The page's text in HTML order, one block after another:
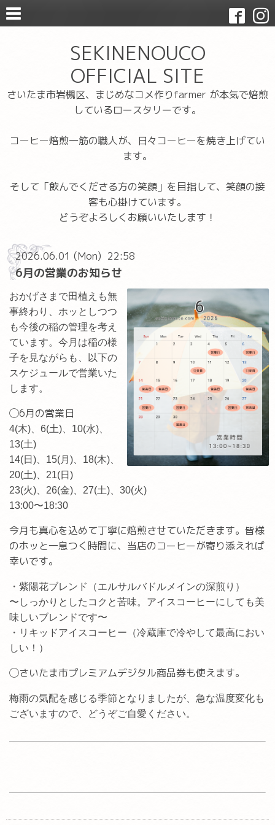
SEKINENOUCO
OFFICIAL SITE
さいたま市岩槻区、まじめなコメ作りfarmer が本気で焙煎
しているロースタリーです。
コーヒー焙煎一筋の職人が、日々コーヒーを焼き上げてい
ます。
そして「飲んでくださる方の笑顔」を目指して、笑顔の接
客も心掛けています。
どうぞよろしくお願いいたします！
2026.06.01 (Mon) 22:58
6月の営業のお知らせ
おかげさまで田植えも無
事終わり、ホッとしつつ
も今後の稲の管理を考え
ています。今月は稲の様
子を見ながらも、以下の
スケジュールで営業いた
します。
◯6月の営業日
4(木)、6(土)、10(水)、
13(土)
14(日)、15(月)、18(木)、
20(土)、21(日)
23(火)、26(金)、27(土)、30(火)
13:00〜18:30
今月も真心を込めて丁寧に焙煎させていただきます。皆様
のホッと一息つく時間に、当店のコーヒーが寄り添えれば
幸いです。
・紫陽花ブレンド（エルサルバドルメインの深煎り）
〜しっかりとしたコクと苦味。アイスコーヒーにしても美
味しいブレンドです〜
・リキッドアイスコーヒー（冷蔵庫で冷やして最高におい
しい！）
◯さいたま市プレミアムデジタル商品券も使えます。
梅雨の気配を感じる季節となりましたが、急な温度変化も
ございますので、どうぞご自愛ください。